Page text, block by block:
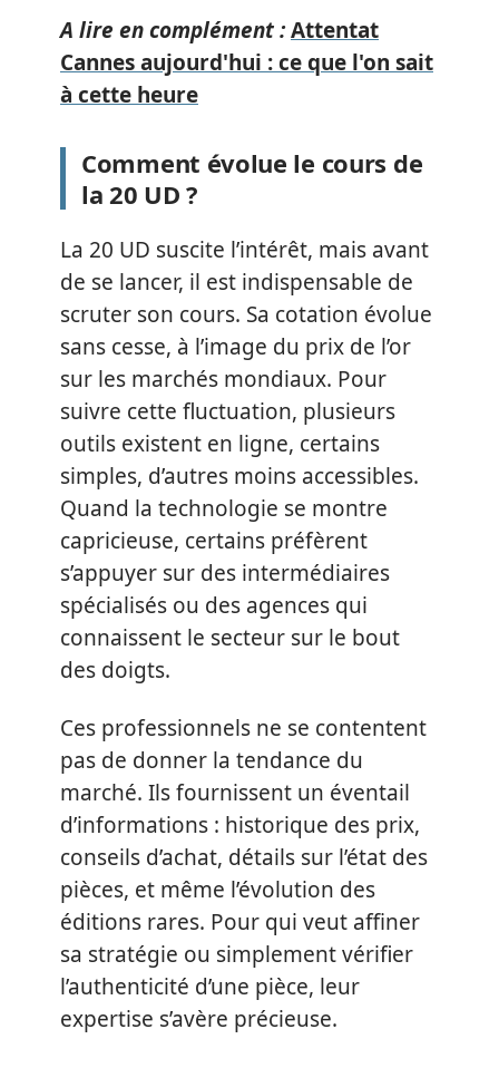
A lire en complément :Attentat
Cannes aujourd'hui : ce que l'on sait
à cette heure
Comment évolue le cours de
la 20 UD ?
La 20 UD suscite l’intérêt, mais avant
de se lancer, il est indispensable de
scruter son cours. Sa cotation évolue
sans cesse, à l’image du prix de l’or
sur les marchés mondiaux. Pour
suivre cette fluctuation, plusieurs
outils existent en ligne, certains
simples, d’autres moins accessibles.
Quand la technologie se montre
capricieuse, certains préfèrent
s’appuyer sur des intermédiaires
spécialisés ou des agences qui
connaissent le secteur sur le bout
des doigts.
Ces professionnels ne se contentent
pas de donner la tendance du
marché. Ils fournissent un éventail
d’informations : historique des prix,
conseils d’achat, détails sur l’état des
pièces, et même l’évolution des
éditions rares. Pour qui veut affiner
sa stratégie ou simplement vérifier
l’authenticité d’une pièce, leur
expertise s’avère précieuse.